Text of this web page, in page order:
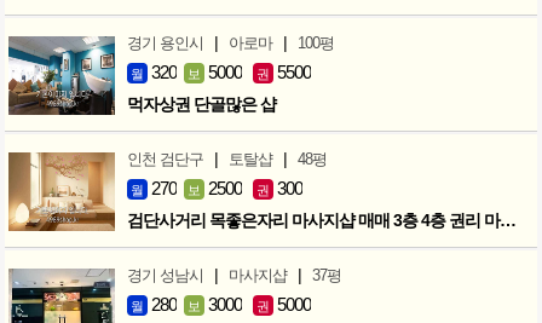
경기 용인시 | 아로마 | 100평
월 320 보 5000 권 5500
먹자상권 단골많은 샵
인천 검단구 | 토탈샵 | 48평
월 270 보 2500 권 300
검단사거리 목좋은자리 마사지샵 매매 3층 4층 권리 마지막인하 300만
경기 성남시 | 마사지샵 | 37평
월 280 보 3000 권 5000